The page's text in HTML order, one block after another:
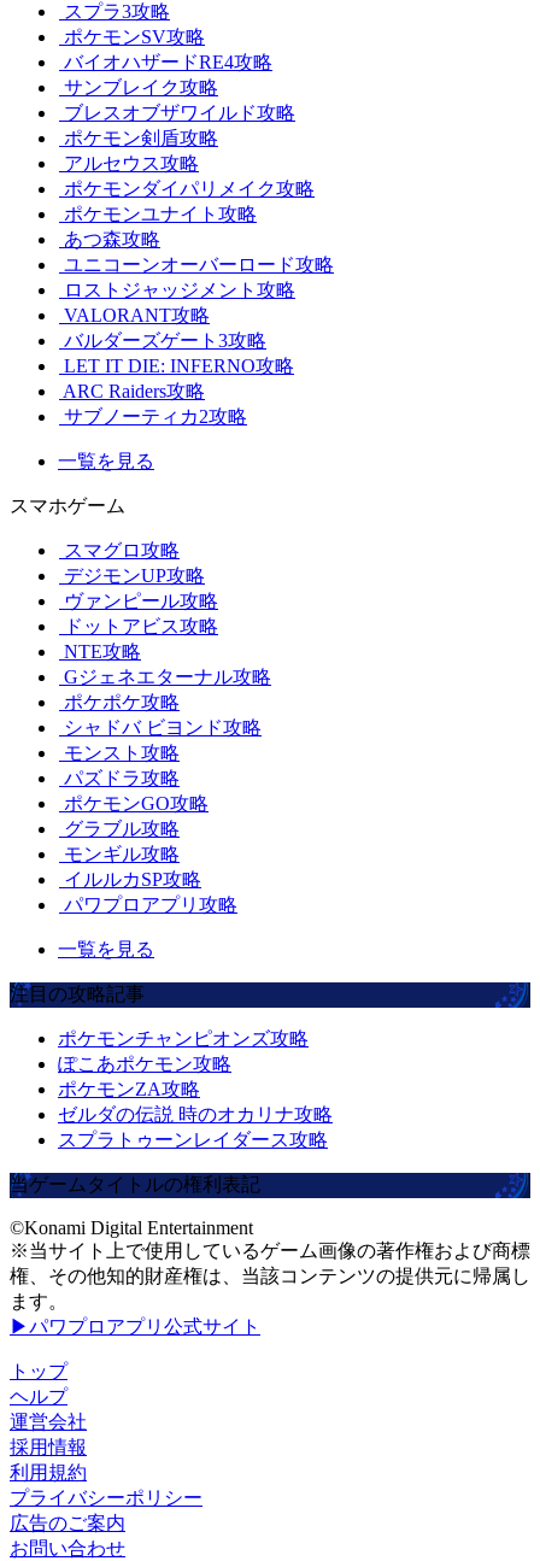
スプラ3攻略
ポケモンSV攻略
バイオハザードRE4攻略
サンブレイク攻略
ブレスオブザワイルド攻略
ポケモン剣盾攻略
アルセウス攻略
ポケモンダイパリメイク攻略
ポケモンユナイト攻略
あつ森攻略
ユニコーンオーバーロード攻略
ロストジャッジメント攻略
VALORANT攻略
バルダーズゲート3攻略
LET IT DIE: INFERNO攻略
ARC Raiders攻略
サブノーティカ2攻略
一覧を見る
スマホゲーム
スマグロ攻略
デジモンUP攻略
ヴァンピール攻略
ドットアビス攻略
NTE攻略
Gジェネエターナル攻略
ポケポケ攻略
シャドバ ビヨンド攻略
モンスト攻略
パズドラ攻略
ポケモンGO攻略
グラブル攻略
モンギル攻略
イルルカSP攻略
パワプロアプリ攻略
一覧を見る
注目の攻略記事
ポケモンチャンピオンズ攻略
ぽこあポケモン攻略
ポケモンZA攻略
ゼルダの伝説 時のオカリナ攻略
スプラトゥーンレイダース攻略
当ゲームタイトルの権利表記
©Konami Digital Entertainment
※当サイト上で使用しているゲーム画像の著作権および商標
権、その他知的財産権は、当該コンテンツの提供元に帰属し
ます。
▶パワプロアプリ公式サイト
トップ
ヘルプ
運営会社
採用情報
利用規約
プライバシーポリシー
広告のご案内
お問い合わせ